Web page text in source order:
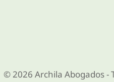
© 2026 Archila Abogados -